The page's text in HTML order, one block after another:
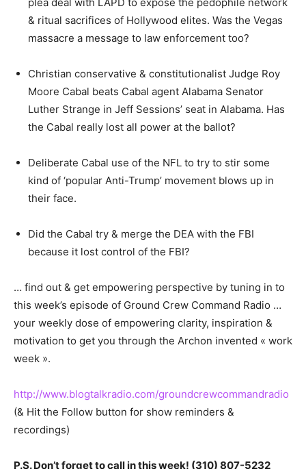
& ritual sacrifices of Hollywood elites. Was the Vegas
massacre a message to law enforcement too?
Christian conservative & constitutionalist Judge Roy
Moore Cabal beats Cabal agent Alabama Senator
Luther Strange in Jeff Sessions’ seat in Alabama. Has
the Cabal really lost all power at the ballot?
Deliberate Cabal use of the NFL to try to stir some
kind of ‘popular Anti-Trump’ movement blows up in
their face.
Did the Cabal try & merge the DEA with the FBI
because it lost control of the FBI?
… find out & get empowering perspective by tuning in to
this week’s episode of Ground Crew Command Radio …
your weekly dose of empowering clarity, inspiration &
motivation to get you through the Archon invented « work
week ».
http://www.blogtalkradio.com/groundcrewcommandradio
(& Hit the Follow button for show reminders &
recordings)
P.S. Don’t forget to call in this week! (310) 807-5232